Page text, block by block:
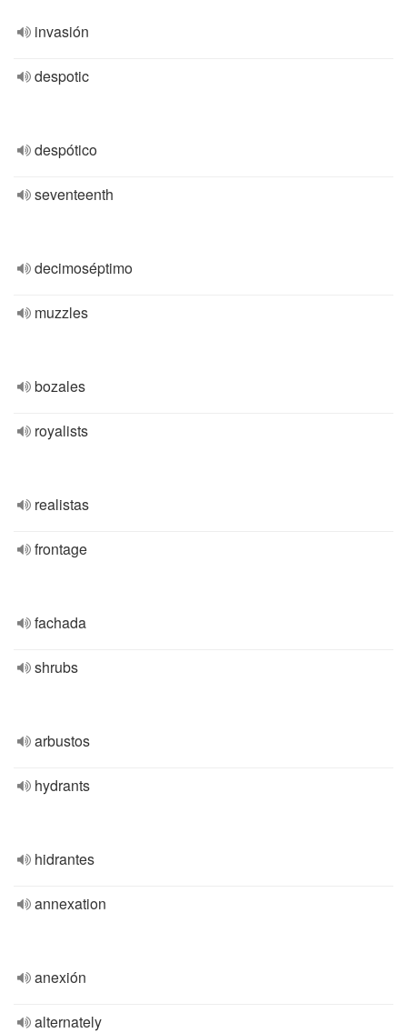
invasión
despotic
despótico
seventeenth
decimoséptimo
muzzles
bozales
royalists
realistas
frontage
fachada
shrubs
arbustos
hydrants
hidrantes
annexation
anexión
alternately